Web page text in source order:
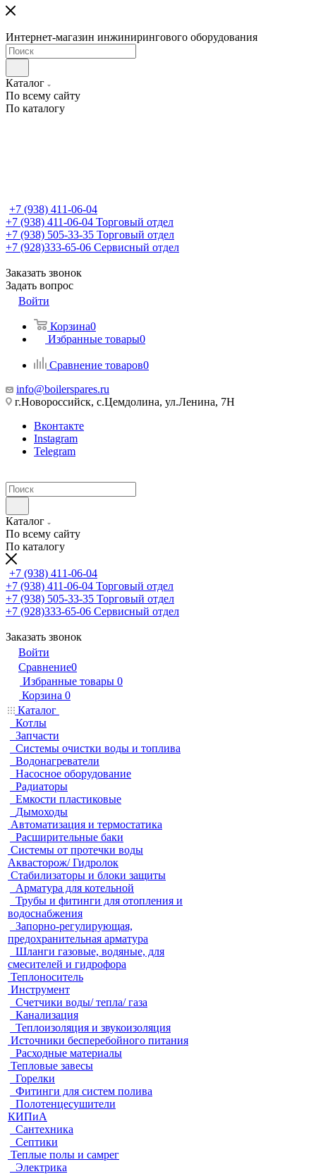
Интернет-магазин инжинирингового оборудования
Каталог
По всему сайту
По каталогу
+7 (938) 411-06-04
+7 (938) 411-06-04 Торговый отдел
+7 (938) 505-33-35 Торговый отдел
+7 (928)333-65-06 Сервисный отдел
Заказать звонок
Задать вопрос
Войти
Корзина0
Избранные товары0
Сравнение товаров0
info@boilerspares.ru
г.Новороссийск, с.Цемдолина, ул.Ленина, 7Н
Вконтакте
Instagram
Telegram
Каталог
По всему сайту
По каталогу
+7 (938) 411-06-04
+7 (938) 411-06-04 Торговый отдел
+7 (938) 505-33-35 Торговый отдел
+7 (928)333-65-06 Сервисный отдел
Заказать звонок
Войти
Сравнение0
Избранные товары 0
Корзина 0
Каталог
Котлы
Запчасти
Системы очистки воды и топлива
Водонагреватели
Насосное оборудование
Радиаторы
Емкости пластиковые
Дымоходы
Автоматизация и термостатика
Расширительные баки
Системы от протечки воды
Аквасторож/ Гидролок
Стабилизаторы и блоки защиты
Арматура для котельной
Трубы и фитинги для отопления и
водоснабжения
Запорно-регулирующая,
предохранительная арматура
Шланги газовые, водяные, для
смесителей и гидрофора
Теплоноситель
Инструмент
Счетчики воды/ тепла/ газа
Канализация
Теплоизоляция и звукоизоляция
Источники бесперебойного питания
Расходные материалы
Тепловые завесы
Горелки
Фитинги для систем полива
Полотенцесушители
КИПиА
Сантехника
Септики
Теплые полы и самрег
Электрика